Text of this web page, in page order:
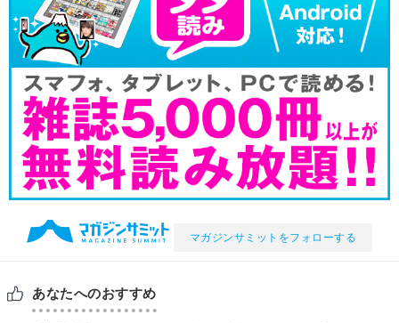
マガジンサミットをフォローする
あなたへのおすすめ